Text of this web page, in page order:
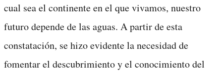
cual sea el continente en el que vivamos, nuestro
futuro depende de las aguas. A partir de esta
constatación, se hizo evidente la necesidad de
fomentar el descubrimiento y el conocimiento del